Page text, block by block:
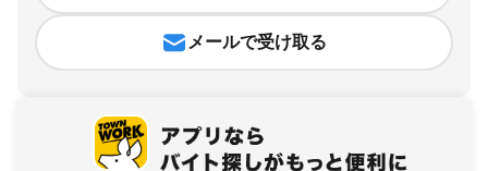
メールで受け取る